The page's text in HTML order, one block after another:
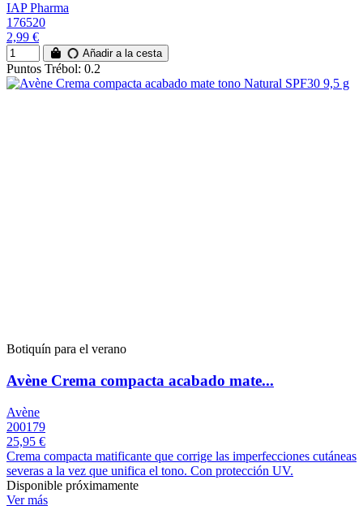
IAP Pharma
176520
2,99 €
Añadir a la cesta
Puntos Trébol: 0.2
Botiquín para el verano
Avène Crema compacta acabado mate...
Avène
200179
25,95 €
Crema compacta matificante que corrige las imperfecciones cutáneas
severas a la vez que unifica el tono. Con protección UV.
Disponible próximamente
Ver más